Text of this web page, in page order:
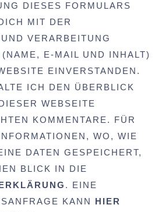
DIESES FORMULARS
MIT DER
VERARBEITUNG
E-MAIL UND INHALT)
EINVERSTANDEN.
ICH DEN ÜBERBLICK
WEBSEITE
KOMMENTARE. FÜR
WO, WIE
DATEN GESPEICHERT,
BLICK IN DIE
. EINE
KANN HIER